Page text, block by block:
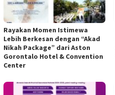
Rayakan Momen Istimewa
Lebih Berkesan dengan “Akad
Nikah Package” dari Aston
Gorontalo Hotel & Convention
Center